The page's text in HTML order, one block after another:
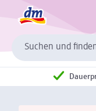
Suchen und